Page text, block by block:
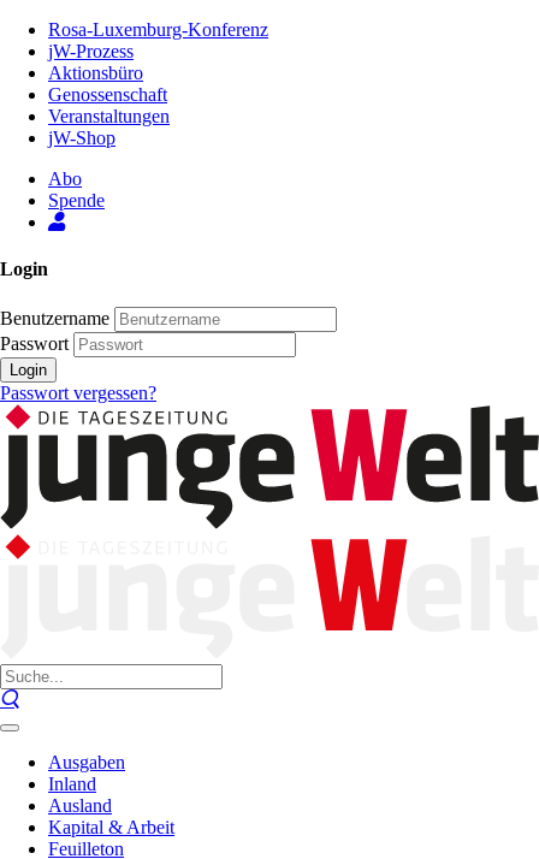
Inhalt
Seite
Rosa-Luxemburg-Konferenz
jW-Prozess
Aktionsbüro
Genossenschaft
Veranstaltungen
jW-Shop
Abo
Spende
Login
Benutzername
Passwort
Login
Passwort vergessen?
Ausgaben
Inland
Ausland
Kapital & Arbeit
Feuilleton